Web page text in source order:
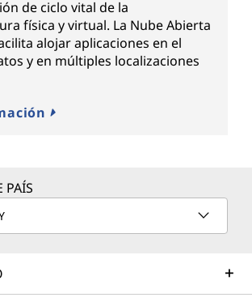
de ciclo vital de la
física y virtual. La Nube Abierta
alojar aplicaciones en el
y en múltiples localizaciones
PAÍS